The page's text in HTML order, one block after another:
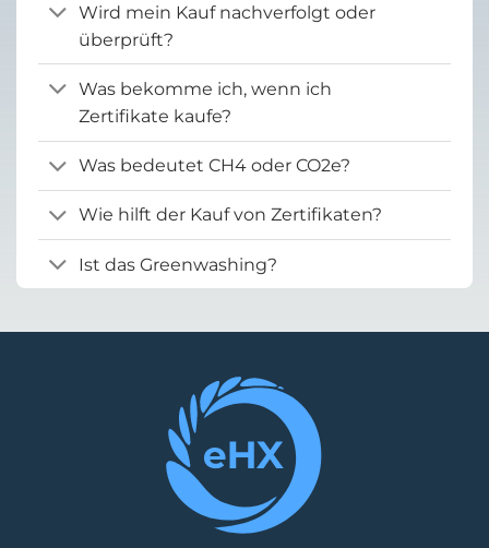
Wird mein Kauf nachverfolgt oder
überprüft?
Was bekomme ich, wenn ich
Zertifikate kaufe?
Was bedeutet CH4 oder CO2e?
Wie hilft der Kauf von Zertifikaten?
Ist das Greenwashing?